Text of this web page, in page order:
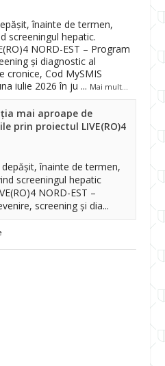
înainte de termen,
screeningul hepatic.
NORD-EST – Program
și diagnostic al
cronice, Cod MySMIS
iulie 2026 în ju ... Mai mult...
mai aproape de
prin proiectul LIVE(RO)4
depășit, înainte de termen,
screeningul hepatic
NORD-EST –
screening și dia...